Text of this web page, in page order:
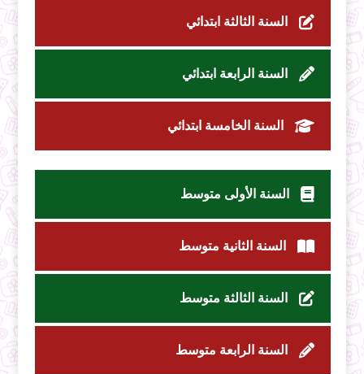
السنة الثالثة ابتدائي
السنة الرابعة ابتدائي
السنة الخامسة ابتدائي
السنة الأولى متوسط
السنة الثانية متوسط
السنة الثالثة متوسط
السنة الرابعة متوسط